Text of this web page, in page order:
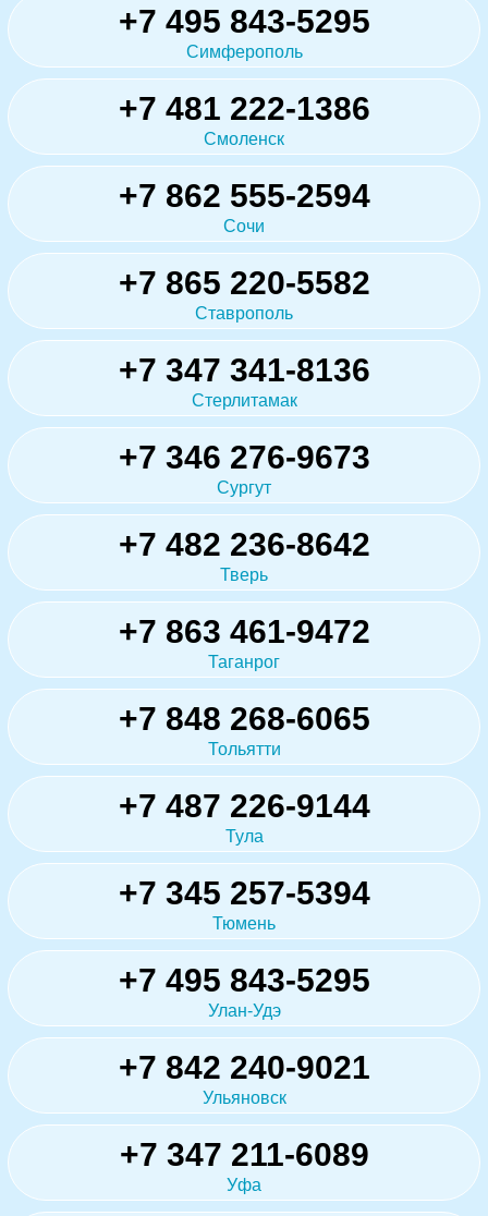
+7 495 843-5295
Симферополь
+7 481 222-1386
Смоленск
+7 862 555-2594
Сочи
+7 865 220-5582
Ставрополь
+7 347 341-8136
Стерлитамак
+7 346 276-9673
Сургут
+7 482 236-8642
Тверь
+7 863 461-9472
Таганрог
+7 848 268-6065
Тольятти
+7 487 226-9144
Тула
+7 345 257-5394
Тюмень
+7 495 843-5295
Улан-Удэ
+7 842 240-9021
Ульяновск
+7 347 211-6089
Уфа